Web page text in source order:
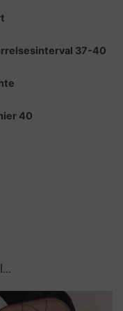
37-40
40